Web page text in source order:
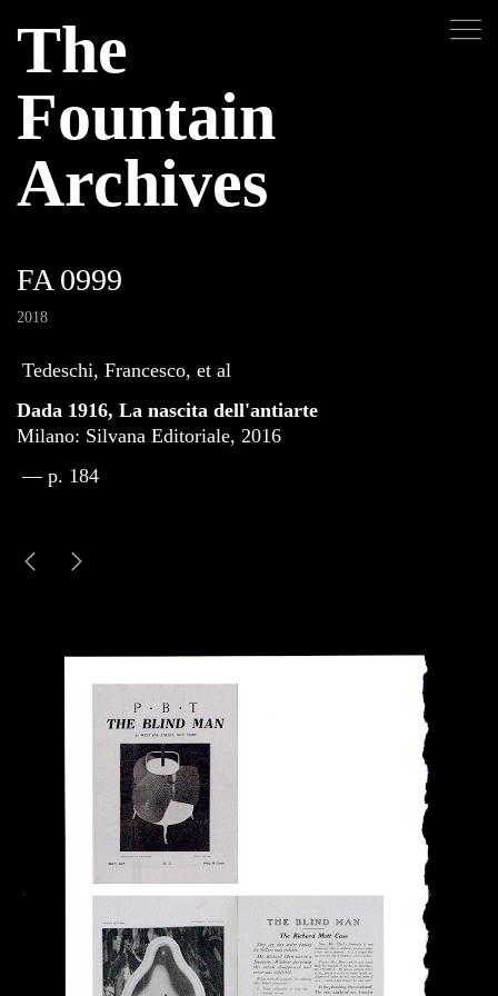
The
Fountain
Archives
FA 0999
2018
Tedeschi, Francesco, et al
Dada 1916, La nascita dell'antiarte
Milano: Silvana Editoriale, 2016
— p. 184